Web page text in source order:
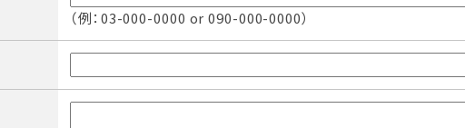
（例：03-000-0000 or 090-000-0000）